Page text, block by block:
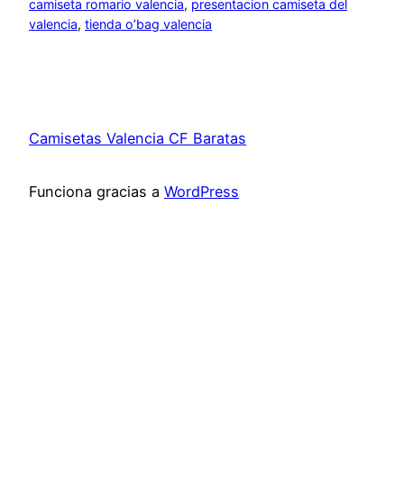
camiseta romario valencia, presentacion camiseta del
valencia, tienda o’bag valencia
Camisetas Valencia CF Baratas
Funciona gracias a WordPress